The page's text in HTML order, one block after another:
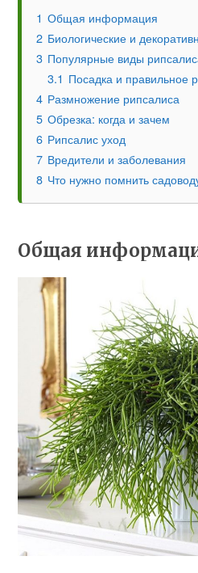
1 Общая информация
2 Биологические и
3 Популярные виды
3.1 Посадка и правильное
4 Размножение рипсалиса
5 Обрезка: когда и зачем
6 Рипсалис уход
7 Вредители и заболевания
8 Что нужно помнить
Общая